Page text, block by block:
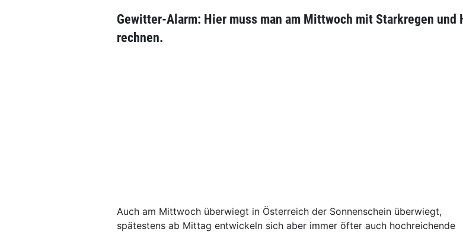
Gewitter-Alarm: Hier muss man am Mittwoch mit Starkregen und
rechnen.
Auch am Mittwoch überwiegt in Österreich der Sonnenschein überwiegt,
spätestens ab Mittag entwickeln sich aber immer öfter auch hochreichende